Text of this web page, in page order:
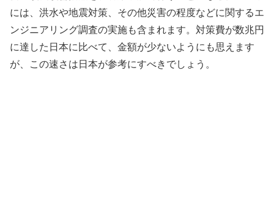
には、洪水や地震対策、その他災害の程度などに関するエ
ンジニアリング調査の実施も含まれます。対策費が数兆円
に達した日本に比べて、金額が少ないようにも思えます
が、この速さは日本が参考にすべきでしょう。